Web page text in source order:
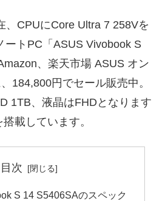
、CPUにCore Ultra 7 258Vを
ートPC「ASUS Vivobook S
、楽天市場 ASUS オン
184,800円でセール販売中。
1TB、液晶はFHDとなります
載しています。
目次
S 14 S5406SAのスペック